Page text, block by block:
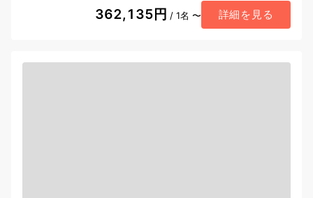
362,135円 / 1名 〜 詳細を見る